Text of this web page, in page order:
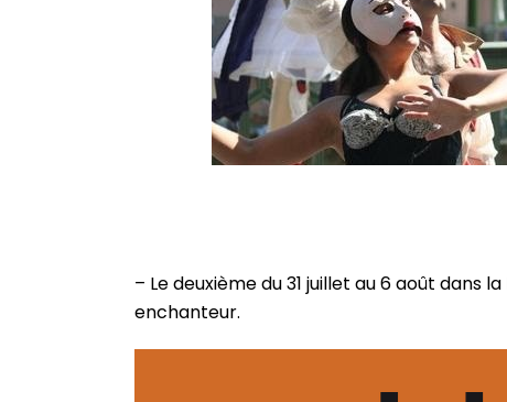
– Le deuxième du 31 juillet au 6 août
enchanteur.